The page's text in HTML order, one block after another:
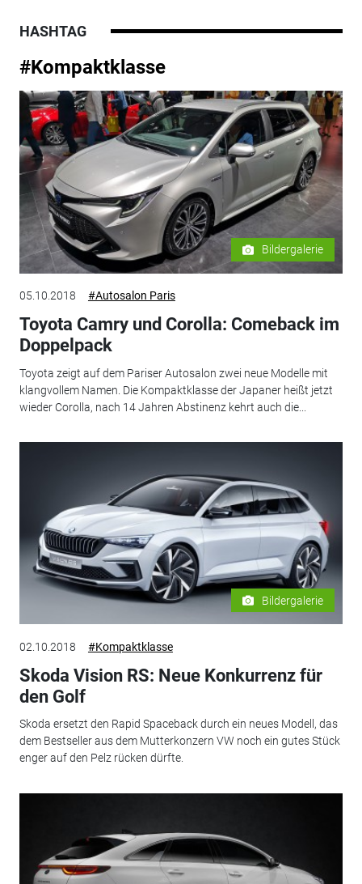
HASHTAG
#Kompaktklasse
Bildergalerie
05.10.2018 #Autosalon Paris
Toyota Camry und Corolla: Comeback im
Doppelpack
Toyota zeigt auf dem Pariser Autosalon zwei neue Modelle mit
klangvollem Namen. Die Kompaktklasse der Japaner heißt jetzt
wieder Corolla, nach 14 Jahren Abstinenz kehrt auch die...
Bildergalerie
02.10.2018 #Kompaktklasse
Skoda Vision RS: Neue Konkurrenz für
den Golf
Skoda ersetzt den Rapid Spaceback durch ein neues Modell, das
dem Bestseller aus dem Mutterkonzern VW noch ein gutes Stück
enger auf den Pelz rücken dürfte.